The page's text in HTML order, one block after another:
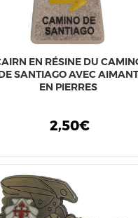
EN RÉSINE DU
SANTIAGO AVEC
EN PIERRES
2,50€